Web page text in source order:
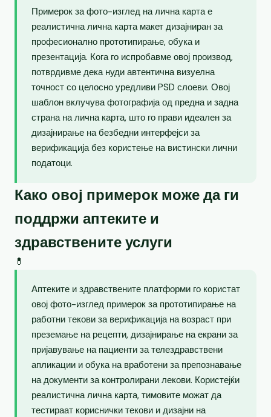
Примерок за фото-изглед на лична карта е
реалистична лична карта макет дизајниран за
професионално прототипирање, обука и
презентација. Кога го испробавме овој производ,
потврдивме дека нуди автентична визуелна
точност со целосно уредливи PSD слоеви. Овој
шаблон вклучува фотографија од предна и задна
страна на лична карта, што го прави идеален за
дизајнирање на безбедни интерфејси за
верификација без користење на вистински лични
податоци.
Како овој примерок може да ги
поддржи аптеките и
здравствените услуги
💊
Аптеките и здравствените платформи го користат
овој фото-изглед примерок за прототипирање на
работни текови за верификација на возраст при
преземање на рецепти, дизајнирање на екрани за
пријавување на пациенти за телездравствени
апликации и обука на вработени за препознавање
на документи за контролирани лекови. Користејќи
реалистична лична карта, тимовите можат да
тестираат кориснички текови и дизајни на